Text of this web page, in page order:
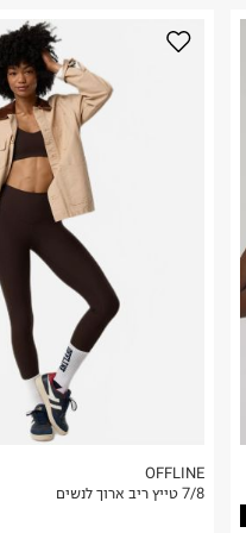
OFFLINE
7/8 טייץ ריב ארוך לנשים